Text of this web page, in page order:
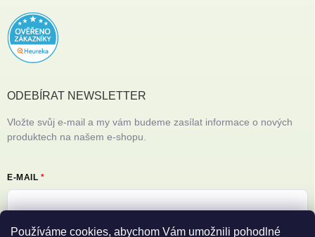
Používáme cookies, abychom Vám umožnili pohodlné
ODEBÍRAT NEWSLETTER
Vložte svůj e-mail a my vám budeme zasílat informace o nových
produktech na našem e-shopu.
E-MAIL